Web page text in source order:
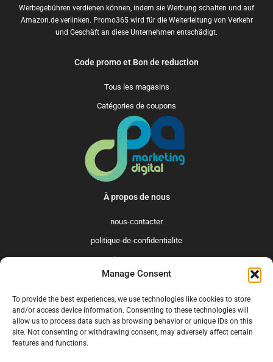
Manage Consent
To provide the best experiences, we use technologies like cookies to store
and/or access device information. Consenting to these technologies will
allow us to process data such as browsing behavior or unique IDs on this
site. Not consenting or withdrawing consent, may adversely affect certain
features and functions.
Werbegebühren verdienen können, indem sie Werbung schalten und auf
Amazon.de verlinken. Promo365 wird für die Weiterleitung von Verkehr
und Geschäft an diese Unternehmen entschädigt.
Code promo et Bon de reduction
Tous les magasins
Catégories de coupons
À propos de nous
nous-contacter
politique-de-confidentialite
qui-sommes-nous
US GB FR IT ES NL AU BR CA